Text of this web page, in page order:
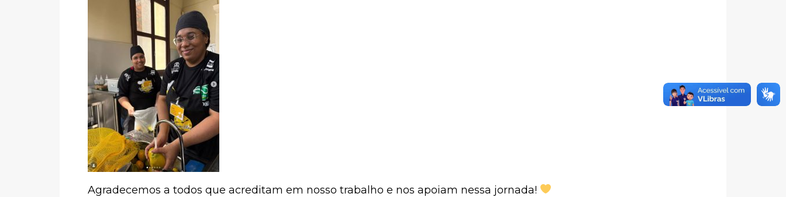
Agradecemos a todos que acreditam em nosso trabalho e nos apoiam nessa jornada!